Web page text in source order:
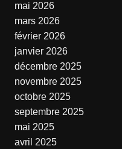
mai 2026
mars 2026
février 2026
janvier 2026
décembre 2025
novembre 2025
octobre 2025
septembre 2025
mai 2025
avril 2025